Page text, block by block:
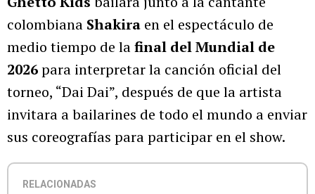
colombiana Shakira en el espectáculo de
medio tiempo de lafinal del Mundial de
2026para interpretar la canción oficial del
torneo, “Dai Dai”, después de que la artista
invitara a bailarines de todo el mundo a enviar
sus coreografías para participar en el show.
RELACIONADAS